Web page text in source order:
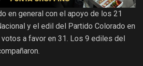
en general con el apoyo de los 21
y el edil del Partido Colorado en
a favor en 31. Los 9 ediles del